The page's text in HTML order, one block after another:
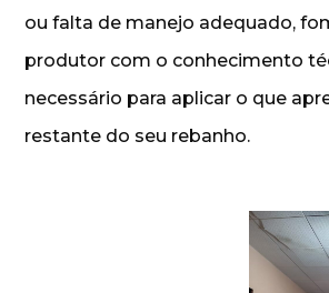
ou falta de manejo adequado,
produtor com o conhecimento
necessário para aplicar o que
restante do seu rebanho.